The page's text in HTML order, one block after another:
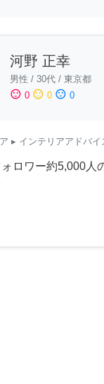
河野 正幸
男性 / 30代 / 東京都
sentiment_satisfied 0 sentiment_neutral 0 sentiment_dissatisfied 0
▸ インテリアアドバイ
ロワー約5,000人